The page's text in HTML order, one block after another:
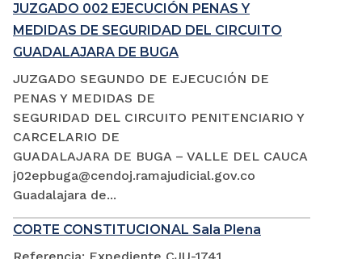
JUZGADO 002 EJECUCIÓN PENAS Y
MEDIDAS DE SEGURIDAD DEL CIRCUITO
GUADALAJARA DE BUGA
JUZGADO SEGUNDO DE EJECUCIÓN DE
PENAS Y MEDIDAS DE
SEGURIDAD DEL CIRCUITO PENITENCIARIO Y
CARCELARIO DE
GUADALAJARA DE BUGA – VALLE DEL CAUCA
j02epbuga@cendoj.ramajudicial.gov.co
Guadalajara de...
CORTE CONSTITUCIONAL Sala Plena